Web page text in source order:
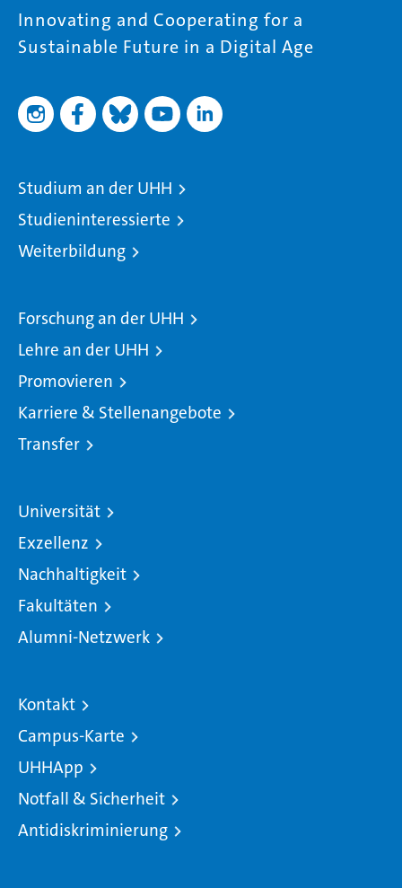
Innovating and Cooperating for a
Sustainable Future in a Digital Age
Studium an der UHH
Studieninteressierte
Weiterbildung
Forschung an der UHH
Lehre an der UHH
Promovieren
Karriere & Stellenangebote
Transfer
Universität
Exzellenz
Nachhaltigkeit
Fakultäten
Alumni-Netzwerk
Kontakt
Campus-Karte
UHHApp
Notfall & Sicherheit
Antidiskriminierung